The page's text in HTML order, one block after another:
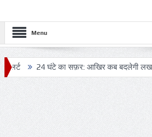
Menu
घंटे का सफ़र: आखिर कब बदलेगी लखनऊ–मुंबई रेल